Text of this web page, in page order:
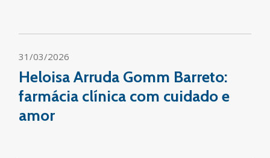
31/03/2026
Heloisa Arruda Gomm Barreto:
farmácia clínica com cuidado e
amor